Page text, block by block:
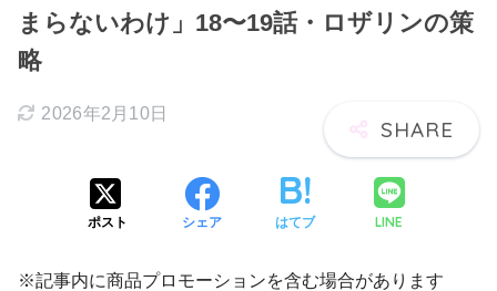
まらないわけ」18〜19話・ロザリンの策
略
2026年2月10日
ポスト シェア はてブ LINE
※記事内に商品プロモーションを含む場合があります